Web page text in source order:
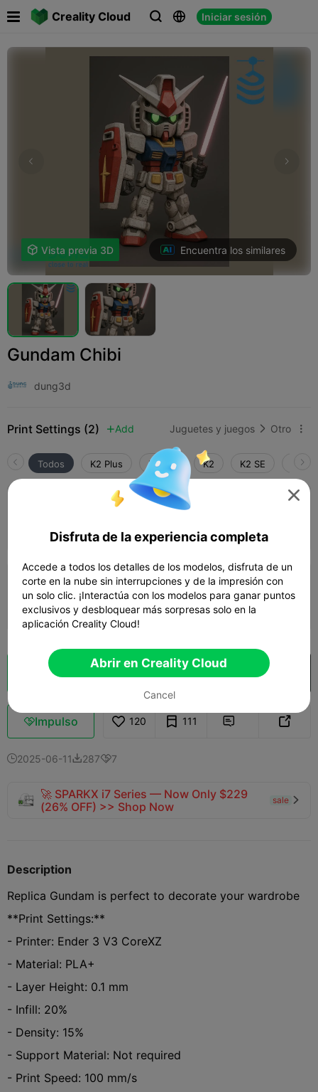
Creality Cloud   Iniciar sesión
 
 Vista previa 3D Encuentra los similares
Gundam Chibi
dung3d
Print Settings (2)  Add Juguetes y juegos  Otro 
Todos K2 Plus K2 Pro K2 K2 SE
0.2mm layer, 2 walls, 15% infill
0.2mm layer, 2 walls, 15% infill
 17h 0m  1 plates  321.82g
Laminador en la nube Abrir en Creality Cloud
Impulso 120 111  
2025-06-112877
🚀 SPARKX i7 Series — Now Only $229
(26% OFF) >> Shop Now
sale 
Description
Replica Gundam is perfect to decorate your wardrobe
**Print Settings:**
- Printer: Ender 3 V3 CoreXZ
- Material: PLA+
- Layer Height: 0.1 mm
- Infill: 20%
- Density: 15%
- Support Material: Not required
- Print Speed: 100 mm/s

Disfruta de la experiencia completa
Accede a todos los detalles de los modelos, disfruta de un
corte en la nube sin interrupciones y de la impresión con
un solo clic. ¡Interactúa con los modelos para ganar puntos
exclusivos y desbloquear más sorpresas solo en la
aplicación Creality Cloud!
Abrir en Creality Cloud
Cancel